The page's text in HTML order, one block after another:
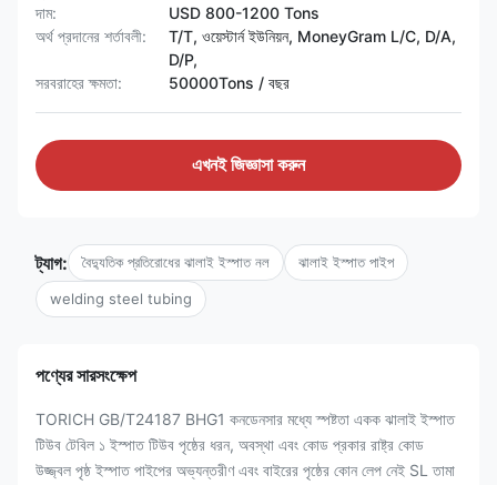
দাম:
USD 800-1200 Tons
অর্থ প্রদানের শর্তাবলী:
T/T, ওয়েস্টার্ন ইউনিয়ন, MoneyGram L/C, D/A,
D/P,
সরবরাহের ক্ষমতা:
50000Tons / বছর
এখনই জিজ্ঞাসা করুন
ট্যাগ: বৈদ্যুতিক প্রতিরোধের ঝালাই ইস্পাত নল ঝালাই ইস্পাত পাইপ
welding steel tubing
পণ্যের সারসংক্ষেপ
TORICH GB/T24187 BHG1 কনডেনসার মধ্যে স্পষ্টতা একক ঝালাই ইস্পাত
টিউব টেবিল ১ ইস্পাত টিউব পৃষ্ঠের ধরন, অবস্থা এবং কোড প্রকার রাষ্ট্র কোড
উজ্জ্বল পৃষ্ঠ ইস্পাত পাইপের অভ্যন্তরীণ এবং বাইরের পৃষ্ঠের কোন লেপ নেই SL তামা